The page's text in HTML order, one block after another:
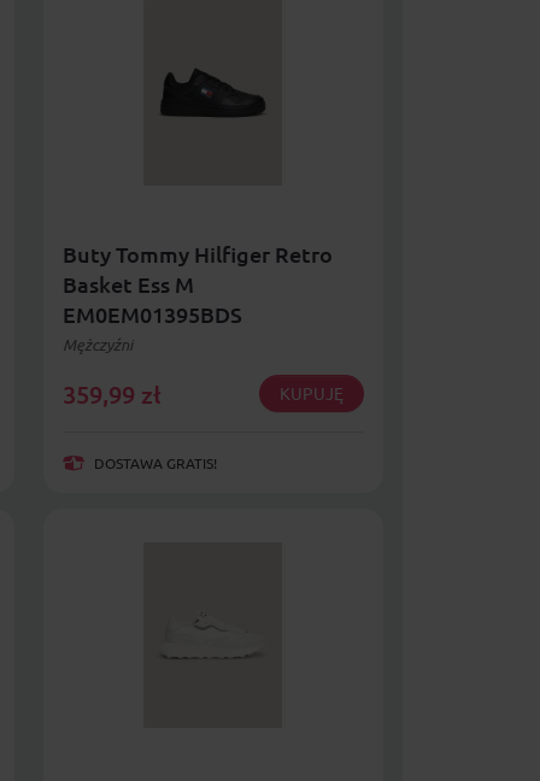
Buty Tommy Hilfiger Retro
Basket Ess M
EM0EM01395BDS
Mężczyźni
359,99 zł KUPUJĘ
DOSTAWA GRATIS!